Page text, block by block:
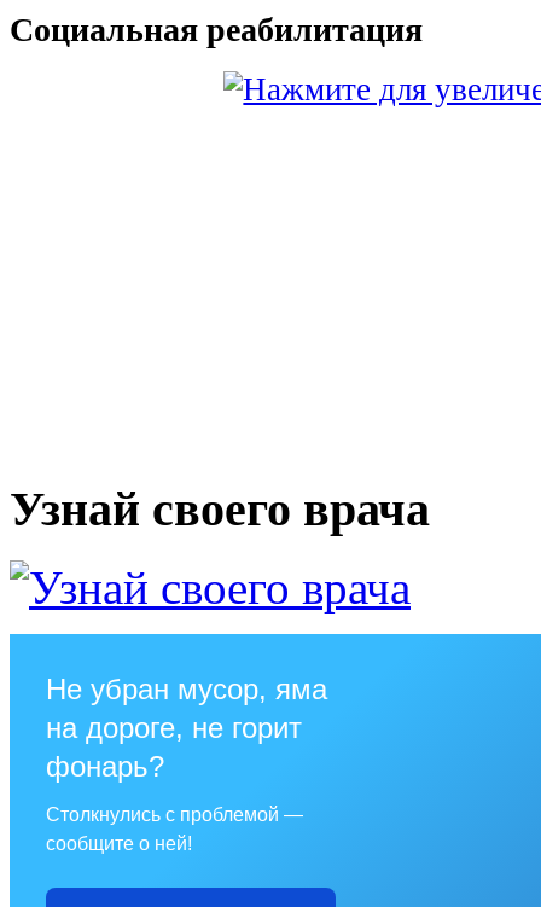
Социальная реабилитация
Узнай своего врача
Не убран мусор, яма
на дороге, не горит
фонарь?
Столкнулись с проблемой —
сообщите о ней!